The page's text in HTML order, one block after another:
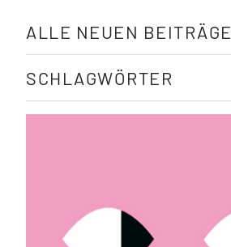
ALLE NEUEN BEITRÄGE
SCHLAGWÖRTER